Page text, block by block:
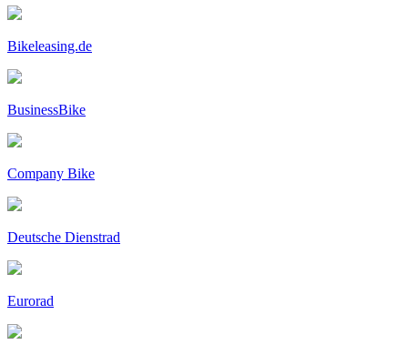
Bikeleasing.de
BusinessBike
Company Bike
Deutsche Dienstrad
Eurorad